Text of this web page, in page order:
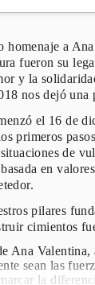
homenaje a
fueron su
y la
nos dejó
el 16 de
primeros
de
en
pilares
cimientos
Ana
sean las
la